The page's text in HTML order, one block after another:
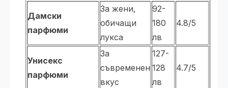
Дамски
парфюми
За жени,
обичащи
лукса
92-
180
лв
4.8/5
Унисекс
парфюми
За
съвременен
вкус
127-
128
лв
4.7/5